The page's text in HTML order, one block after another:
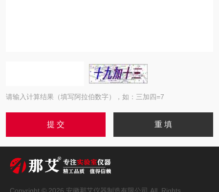
请输入计算结果（填写阿拉伯数字），如：三加四=7